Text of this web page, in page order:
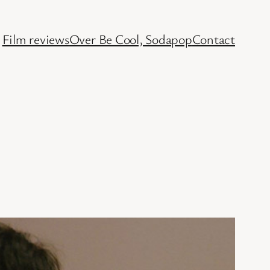
Film reviewsOver Be Cool, SodapopContact